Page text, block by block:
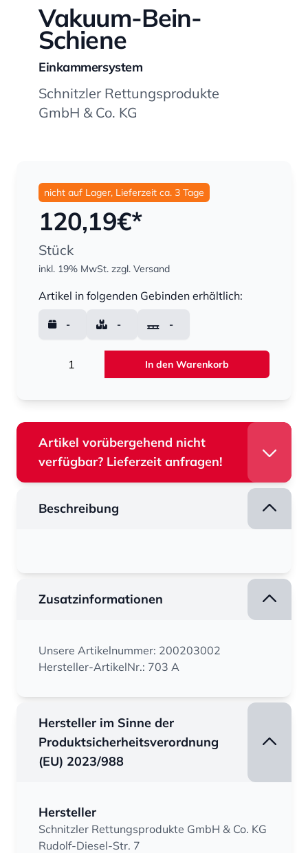
Vakuum-Bein-
Schiene
Einkammersystem
Schnitzler Rettungsprodukte
GmbH & Co. KG
nicht auf Lager, Lieferzeit ca. 3 Tage
120,19€*
Stück
inkl. 19% MwSt. zzgl. Versand
Artikel in folgenden Gebinden erhältlich:
- - -
In den Warenkorb
Artikel vorübergehend nicht
verfügbar? Lieferzeit anfragen!
Beschreibung
Zusatzinformationen
Unsere Artikelnummer: 200203002
Hersteller-ArtikelNr.: 703 A
Hersteller im Sinne der
Produktsicherheitsverordnung
(EU) 2023/988
Hersteller
Schnitzler Rettungsprodukte GmbH & Co. KG
Rudolf-Diesel-Str. 7